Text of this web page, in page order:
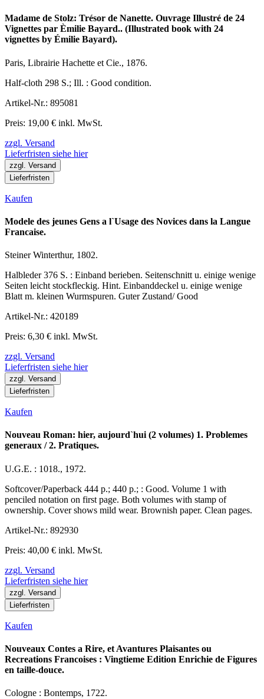
Madame de Stolz: Trésor de Nanette. Ouvrage Illustré de 24
Vignettes par Èmilie Bayard.. (Illustrated book with 24
vignettes by Émilie Bayard).
Paris, Librairie Hachette et Cie., 1876.
Half-cloth 298 S.; Ill. : Good condition.
Artikel-Nr.: 895081
Preis: 19,00 € inkl. MwSt.
zzgl. Versand
Lieferfristen siehe hier
zzgl. Versand
Lieferfristen
Kaufen
Modele des jeunes Gens a l`Usage des Novices dans la Langue
Francaise.
Steiner Winterthur, 1802.
Halbleder 376 S. : Einband berieben. Seitenschnitt u. einige wenige
Seiten leicht stockfleckig. Hint. Einbanddeckel u. einige wenige
Blatt m. kleinen Wurmspuren. Guter Zustand/ Good
Artikel-Nr.: 420189
Preis: 6,30 € inkl. MwSt.
zzgl. Versand
Lieferfristen siehe hier
zzgl. Versand
Lieferfristen
Kaufen
Nouveau Roman: hier, aujourd`hui (2 volumes) 1. Problemes
generaux / 2. Pratiques.
U.G.E. : 1018., 1972.
Softcover/Paperback 444 p.; 440 p.; : Good. Volume 1 with
penciled notation on first page. Both volumes with stamp of
ownership. Cover shows mild wear. Brownish paper. Clean pages.
Artikel-Nr.: 892930
Preis: 40,00 € inkl. MwSt.
zzgl. Versand
Lieferfristen siehe hier
zzgl. Versand
Lieferfristen
Kaufen
Nouveaux Contes a Rire, et Avantures Plaisantes ou
Recreations Francoises : Vingtieme Edition Enrichie de Figures
en taille-douce.
Cologne : Bontemps, 1722.